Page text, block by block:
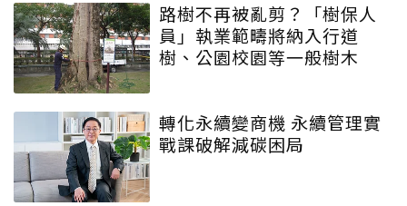
路樹不再被亂剪？「樹保人
員」執業範疇將納入行道
樹、公園校園等一般樹木
轉化永續變商機 永續管理實
戰課破解減碳困局